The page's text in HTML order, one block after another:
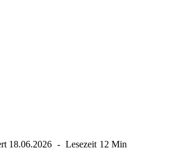
18.06.2026 Lesezeit 12 Min